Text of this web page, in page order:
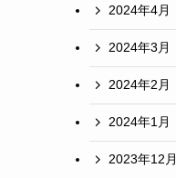
2024年4月
2024年3月
2024年2月
2024年1月
2023年12月